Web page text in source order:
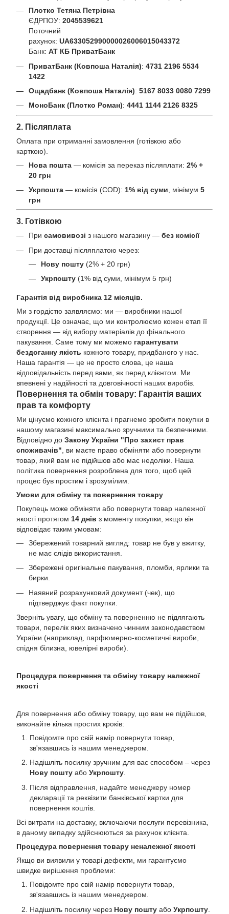
Плотко Тетяна Петрівна
ЄДРПОУ: 2045539621
Поточний
рахунок: UA633052990000026006015043372
Банк: АТ КБ ПриватБанк
ПриватБанк (Ковпоша Наталія): 4731 2196 5534
1422
Ощадбанк (Ковпоша Наталія): 5167 8033 0080 7299
МоноБанк (Плотко Роман): 4441 1144 2126 8325
2. Післяплата
Оплата при отриманні замовлення (готівкою або
карткою).
Нова пошта — комісія за переказ післяплати: 2% +
20 грн
Укрпошта — комісія (COD): 1% від суми , мінімум 5
грн
3. Готівкою
При самовивозі з нашого магазину — без комісії
При доставці післяплатою через:
Нову пошту (2% + 20 грн)
Укрпошту (1% від суми, мінімум 5 грн)
Гарантія від виробника 12 місяців.
Ми з гордістю заявляємо: ми — виробники нашої
продукції. Це означає, що ми контролюємо кожен етап її
створення — від вибору матеріалів до фінального
пакування. Саме тому ми можемо гарантувати
бездоганну якість кожного товару, придбаного у нас.
Наша гарантія — це не просто слова, це наша
відповідальність перед вами, як перед клієнтом. Ми
впевнені у надійності та довговічності наших виробів.
Повернення та обмін товару: Гарантія ваших
прав та комфорту
Ми цінуємо кожного клієнта і прагнемо зробити покупки в
нашому магазині максимально зручними та безпечними.
Відповідно до Закону України "Про захист прав
споживачів" , ви маєте право обміняти або повернути
товар, який вам не підійшов або має недоліки. Наша
політика повернення розроблена для того, щоб цей
процес був простим і зрозумілим.
Умови для обміну та повернення товару
Покупець може обміняти або повернути товар належної
якості протягом 14 днів з моменту покупки, якщо він
відповідає таким умовам:
Збережений товарний вигляд: товар не був у вжитку,
не має слідів використання.
Збережені оригінальне пакування, пломби, ярлики та
бирки.
Наявний розрахунковий документ (чек), що
підтверджує факт покупки.
Зверніть увагу, що обміну та поверненню не підлягають
товари, перелік яких визначено чинним законодавством
України (наприклад, парфюмерно-косметичні вироби,
спідня білизна, ювелірні вироби).
Процедура повернення та обміну товару належної
якості
Для повернення або обміну товару, що вам не підійшов,
виконайте кілька простих кроків:
Повідомте про свій намір повернути товар,
зв'язавшись із нашим менеджером.
Надішліть посилку зручним для вас способом – через
Нову пошту або Укрпошту.
Після відправлення, надайте менеджеру номер
декларації та реквізити банківської картки для
повернення коштів.
Всі витрати на доставку, включаючи послуги перевізника,
в даному випадку здійснюються за рахунок клієнта.
Процедура повернення товару неналежної якості
Якщо ви виявили у товарі дефекти, ми гарантуємо
швидке вирішення проблеми:
Повідомте про свій намір повернути товар,
зв'язавшись із нашим менеджером.
Надішліть посилку через Нову пошту або Укрпошту